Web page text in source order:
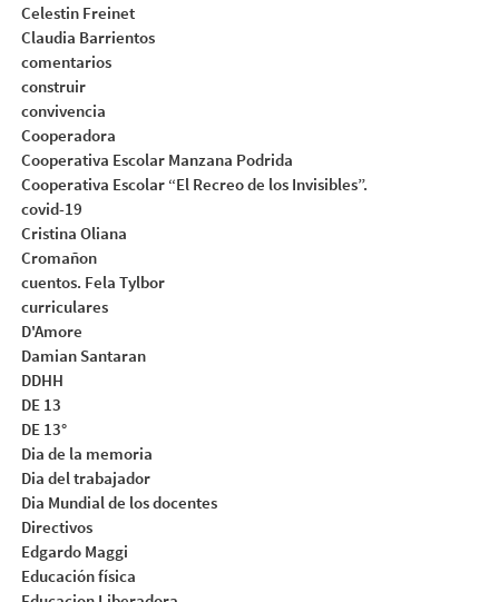
Celestin Freinet
Claudia Barrientos
comentarios
construir
convivencia
Cooperadora
Cooperativa Escolar Manzana Podrida
Cooperativa Escolar “El Recreo de los Invisibles”.
covid-19
Cristina Oliana
Cromañon
cuentos. Fela Tylbor
curriculares
D'Amore
Damian Santaran
DDHH
DE 13
DE 13°
Dia de la memoria
Dia del trabajador
Dia Mundial de los docentes
Directivos
Edgardo Maggi
Educación física